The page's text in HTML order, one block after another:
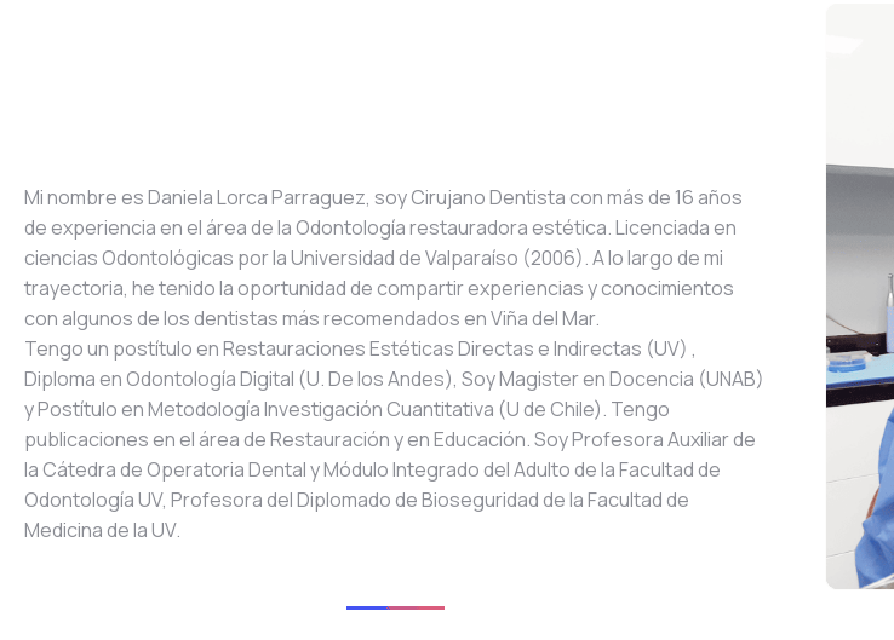
Mi nombre es Daniela Lorca Parraguez, soy Cirujano Dentista con más de 16 años
de experiencia en el área de la Odontología restauradora estética. Licenciada en
ciencias Odontológicas por la Universidad de Valparaíso (2006). A lo largo de mi
trayectoria, he tenido la oportunidad de compartir experiencias y conocimientos
con algunos de los dentistas más recomendados en Viña del Mar.
Tengo un postítulo en Restauraciones Estéticas Directas e Indirectas (UV) ,
Diploma en Odontología Digital (U. De los Andes), Soy Magister en Docencia (UNAB)
y Postítulo en Metodología Investigación Cuantitativa (U de Chile). Tengo
publicaciones en el área de Restauración y en Educación. Soy Profesora Auxiliar de
la Cátedra de Operatoria Dental y Módulo Integrado del Adulto de la Facultad de
Odontología UV, Profesora del Diplomado de Bioseguridad de la Facultad de
Medicina de la UV.